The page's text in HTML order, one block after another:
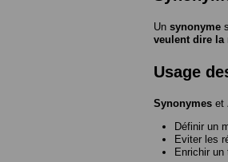
Un synonyme
veulent dire la
Usage
Synonymes et
Définir un
Eviter les
Enrichir un